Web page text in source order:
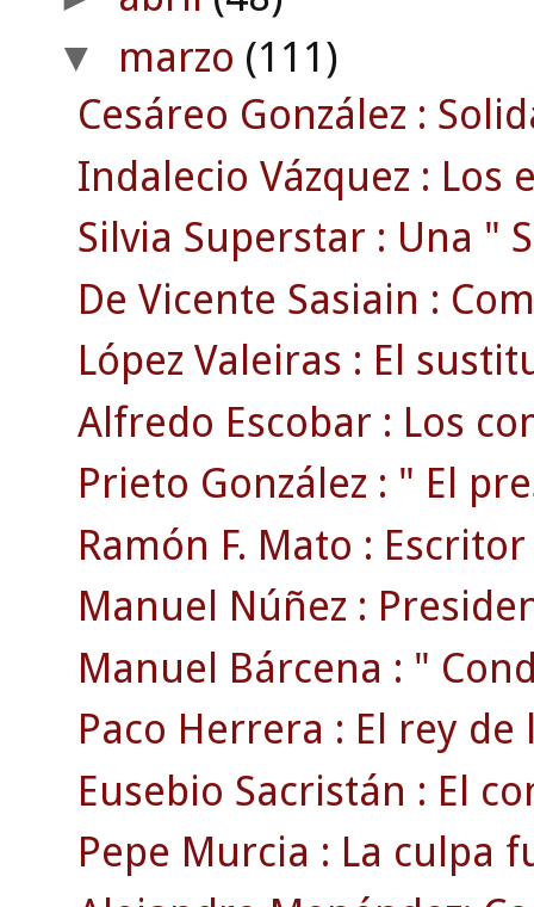
▼ marzo (111)
Cesáreo González :
Indalecio Vázquez : Los
Silvia Superstar : Una "
De Vicente Sasiain :
López Valeiras : El
Alfredo Escobar : Los
Prieto González : " El
Ramón F. Mato :
Manuel Núñez :
Manuel Bárcena : "
Paco Herrera : El rey
Eusebio Sacristán : El
Pepe Murcia : La culpa